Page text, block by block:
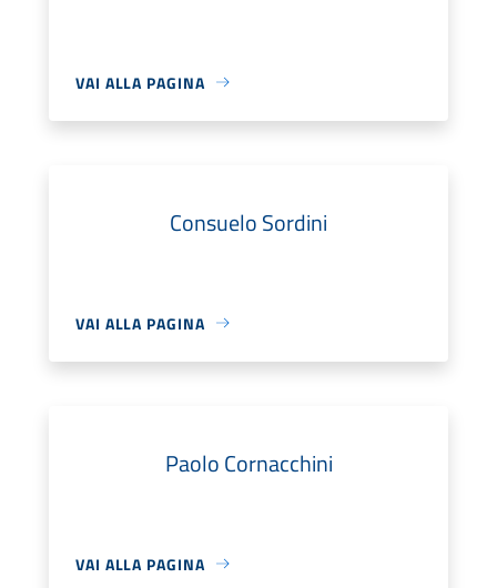
VAI ALLA PAGINA
Consuelo Sordini
VAI ALLA PAGINA
Paolo Cornacchini
VAI ALLA PAGINA